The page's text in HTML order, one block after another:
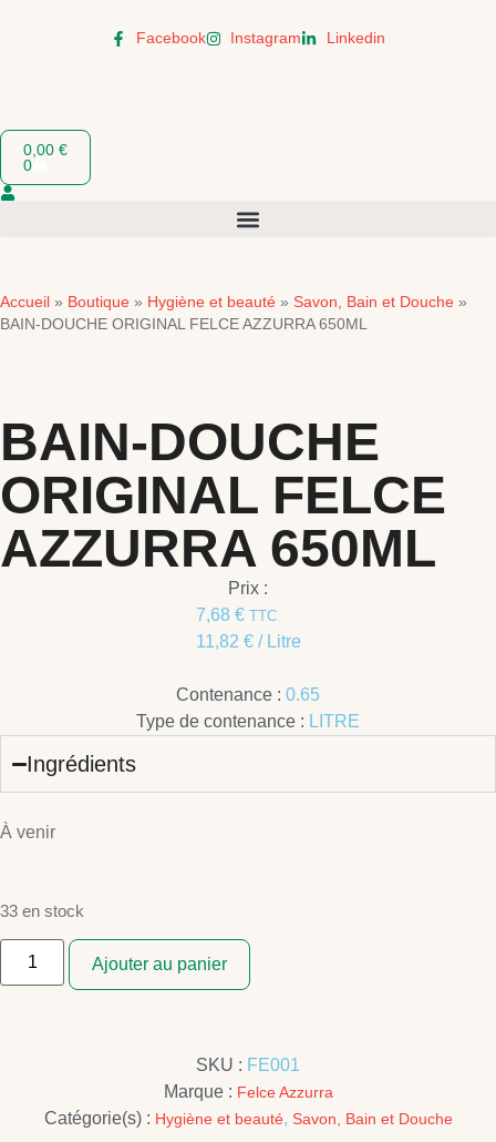
Facebook Instagram Linkedin
0,00 €
0
Accueil » Boutique » Hygiène et beauté » Savon, Bain et Douche »
BAIN-DOUCHE ORIGINAL FELCE AZZURRA 650ML
BAIN-DOUCHE
ORIGINAL FELCE
AZZURRA 650ML
Prix :
7,68 € TTC
11,82 €/ Litre
Contenance : 0.65
Type de contenance : LITRE
Ingrédients
À venir
33 en stock
Ajouter au panier
SKU : FE001
Marque : Felce Azzurra
Catégorie(s) : Hygiène et beauté, Savon, Bain et Douche